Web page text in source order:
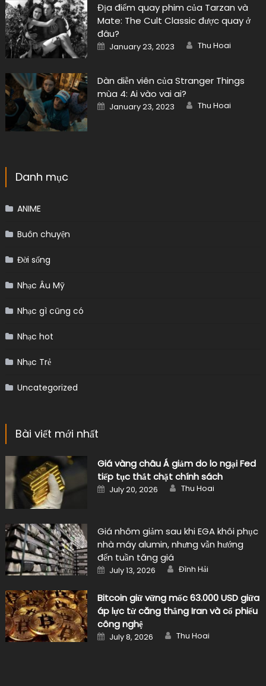
Địa điểm quay phim của Tarzan và
Mate: The Cult Classic được quay ở
đâu?
Posted
on
January 23, 2023 Author
Thu Hoai
Dàn diễn viên của Stranger Things
mùa 4: Ai vào vai ai?
Posted
on
January 23, 2023 Author
Thu Hoai
Danh mục
ANIME
Buôn chuyện
Đời sống
Nhạc Âu Mỹ
Nhạc gì cũng có
Nhạc hot
Nhạc Trẻ
Uncategorized
Bài viết mới nhất
Giá vàng châu Á giảm do lo ngại Fed
tiếp tục thắt chặt chính sách
Posted
on
July 20, 2026 Author
Thu Hoai
Giá nhôm giảm sau khi EGA khôi phục
nhà máy alumin, nhưng vẫn hướng
đến tuần tăng giá
Posted
on
July 13, 2026 Author
Đình Hải
Bitcoin giữ vững mốc 63.000 USD giữa
áp lực từ căng thẳng Iran và cổ phiếu
công nghệ
Posted
on
July 8, 2026 Author
Thu Hoai